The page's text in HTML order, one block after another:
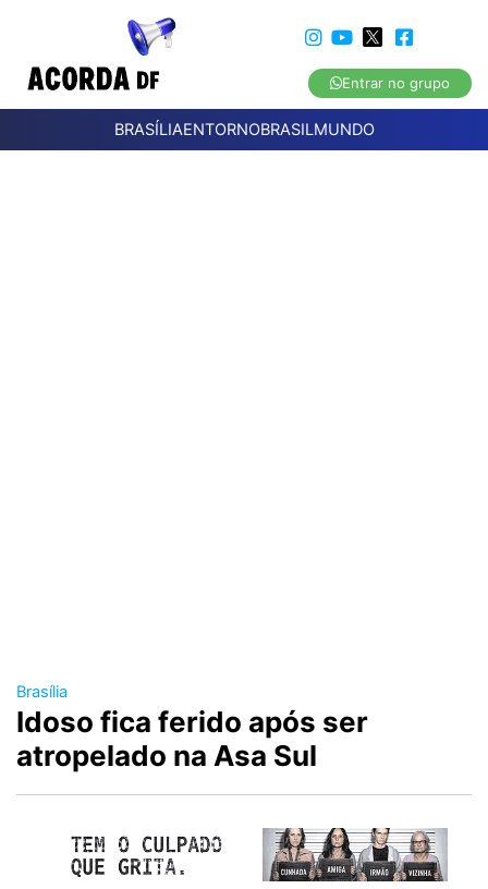
Entrar no grupo
BRASÍLIAENTORNOBRASILMUNDO
Brasília
Idoso fica ferido após ser
atropelado na Asa Sul